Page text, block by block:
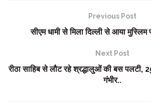
Previous Post
सीएम धामी से मिला दिल्ली से आया मुस्लिम
Next Post
रीठा साहिब से लौट रहे श्रद्धालुओं की बस पलटी,
गंभीर..